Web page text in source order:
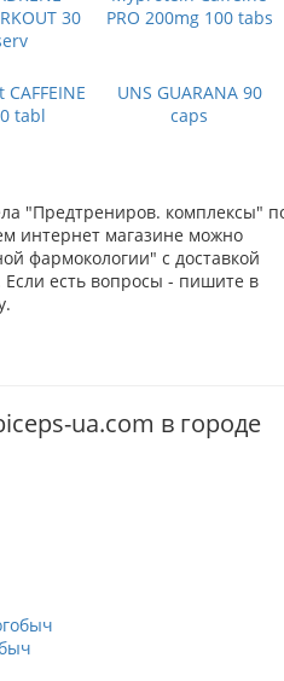
30
PRO 200mg 100 tabs
tabl
UNS GUARANA 90
caps
"Предтрениров. комплексы"
интернет магазине можно
фармокологии" с доставкой
есть вопросы - пишите в
ua.com в городе